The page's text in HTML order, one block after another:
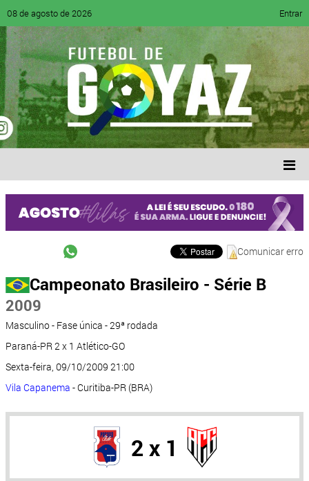
08 de agosto de 2026 Entrar
Comunicar erro
Campeonato Brasileiro - Série B
2009
Masculino - Fase única - 29ª rodada
Paraná-PR 2 x 1 Atlético-GO
Sexta-feira, 09/10/2009 21:00
Vila Capanema - Curitiba-PR (BRA)
2 x 1